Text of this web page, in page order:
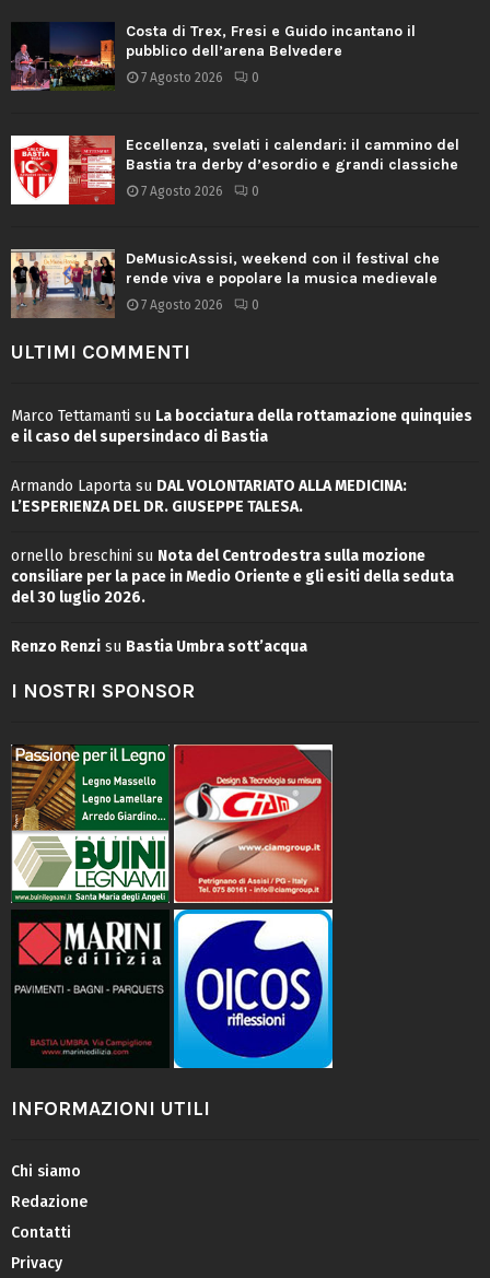
Costa di Trex, Fresi e Guido incantano il
pubblico dell’arena Belvedere
7 Agosto 2026 0
Eccellenza, svelati i calendari: il cammino del
Bastia tra derby d’esordio e grandi classiche
7 Agosto 2026 0
DeMusicAssisi, weekend con il festival che
rende viva e popolare la musica medievale
7 Agosto 2026 0
ULTIMI COMMENTI
Marco Tettamanti su La bocciatura della rottamazione quinquies
e il caso del supersindaco di Bastia
Armando Laporta su DAL VOLONTARIATO ALLA MEDICINA:
L’ESPERIENZA DEL DR. GIUSEPPE TALESA.
ornello breschini su Nota del Centrodestra sulla mozione
consiliare per la pace in Medio Oriente e gli esiti della seduta
del 30 luglio 2026.
Renzo Renzi su Bastia Umbra sott’acqua
I NOSTRI SPONSOR
INFORMAZIONI UTILI
Chi siamo
Redazione
Contatti
Privacy